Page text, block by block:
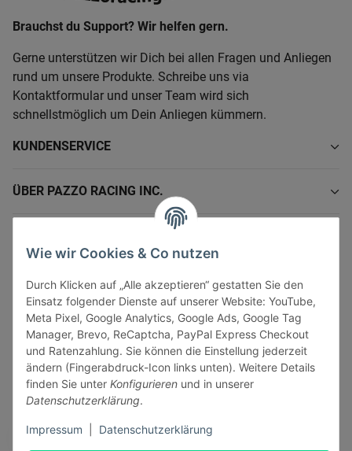
Wie wir Cookies & Co nutzen
Durch Klicken auf „Alle akzeptieren“ gestatten Sie den
Einsatz folgender Dienste auf unserer Website: YouTube,
Meta Pixel, Google Analytics, Google Ads, Google Tag
Manager, Brevo, ReCaptcha, PayPal Express Checkout
und Ratenzahlung. Sie können die Einstellung jederzeit
ändern (Fingerabdruck-Icon links unten). Weitere Details
finden Sie unter Konfigurieren und in unserer
Datenschutzerklärung.
Impressum Datenschutzerklärung
Brauchst du Support? Wir helfen gern.
Gerne unterstützen wir Dich bei allen Fragen und Anliegen
rund um unsere Produkte. Schreibe uns via
Kontaktformular und unser Team wird sich
schnellstmöglich um Dein Anliegen kümmern.
KUNDENSERVICE
ÜBER PAZZO RACING INC.
GESETZLICHE INFORMATIONEN
Vertrag widerrufen
Sicher bezahlen via: